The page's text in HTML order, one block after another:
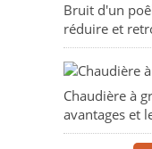
Bruit d'un
réduire et
Chaudière à
avantages et